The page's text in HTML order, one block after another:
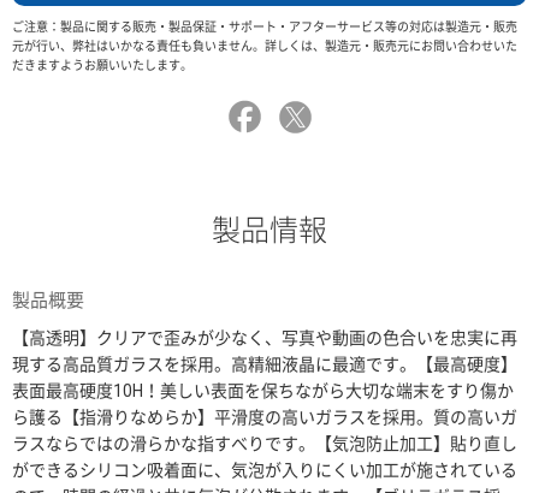
ご注意：製品に関する販売・製品保証・サポート・アフターサービス等の対応は製造元・販売
元が行い、弊社はいかなる責任も負いません。詳しくは、製造元・販売元にお問い合わせいた
だきますようお願いいたします。
製品情報
製品概要
【高透明】クリアで歪みが少なく、写真や動画の色合いを忠実に再
現する高品質ガラスを採用。高精細液晶に最適です。【最高硬度】
表面最高硬度10H！美しい表面を保ちながら大切な端末をすり傷か
ら護る【指滑りなめらか】平滑度の高いガラスを採用。質の高いガ
ラスならではの滑らかな指すべりです。【気泡防止加工】貼り直し
ができるシリコン吸着面に、気泡が入りにくい加工が施されている